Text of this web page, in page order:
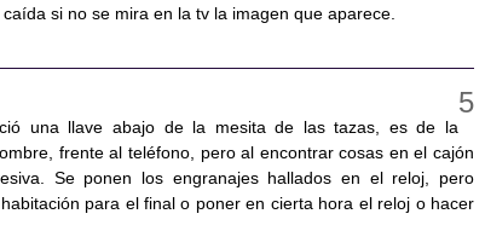
si no se mira en la tv la imagen que aparece.
una llave abajo de la mesita de las tazas, es de la
frente al teléfono, pero al encontrar cosas en el cajón
Se ponen los engranajes hallados en el reloj, pero
para el final o poner en cierta hora el reloj o hacer